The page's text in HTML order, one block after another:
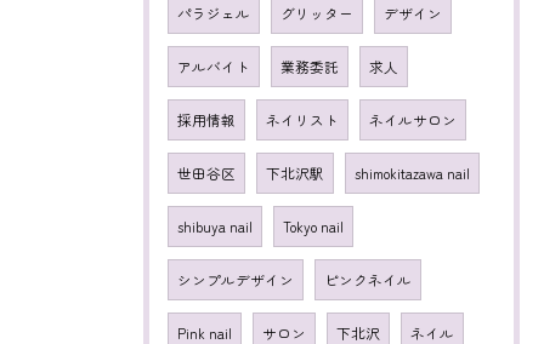
パラジェル グリッター デザイン
アルバイト 業務委託 求人
採用情報 ネイリスト ネイルサロン
世田谷区 下北沢駅 shimokitazawa nail
shibuya nail Tokyo nail
シンプルデザイン ピンクネイル
Pink nail サロン 下北沢 ネイル